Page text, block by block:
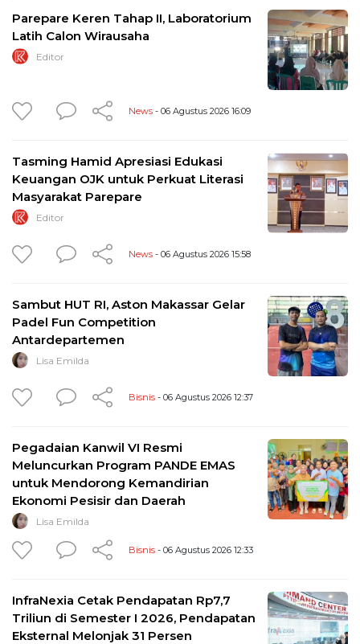
Parepare Keren Tahap II, Laboratorium
Latih Calon Wirausaha
Editor
News - 06 Agustus 2026 16:09
Tasming Hamid Apresiasi Edukasi
Keuangan OJK untuk Perkuat Literasi
Masyarakat Parepare
Editor
News - 06 Agustus 2026 15:58
Sambut HUT RI, Aston Makassar Gelar
Padel Fun Competition
Antardepartemen
Lisa Emilda
Bisnis - 06 Agustus 2026 12:37
Pegadaian Kanwil VI Resmi
Meluncurkan Program PANDE EMAS
untuk Mendorong Kemandirian
Ekonomi Pesisir dan Daerah
Lisa Emilda
Bisnis - 06 Agustus 2026 12:33
InfraNexia Cetak Pendapatan Rp7,7
Triliun di Semester I 2026, Pendapatan
Eksternal Melonjak 31 Persen